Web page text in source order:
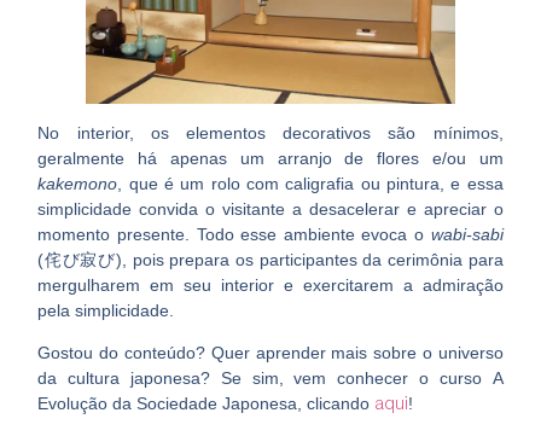
No interior, os elementos decorativos são mínimos,
geralmente há apenas um arranjo de flores e/ou um
kakemono , que é um rolo com caligrafia ou pintura, e essa
simplicidadeconvida o visitante a desacelerar e apreciar o
momento presente . Todo esse ambiente evoca o wabi-sabi
(侘び寂び), pois prepara os participantes da cerimônia para
mergulharem em seu interior e exercitarem a admiração
pela simplicidade.
Gostou do conteúdo? Quer aprender mais sobre o universo
da cultura japonesa? Se sim, vem conhecer o curso A
Evolução da Sociedade Japonesa, clicando aqui!